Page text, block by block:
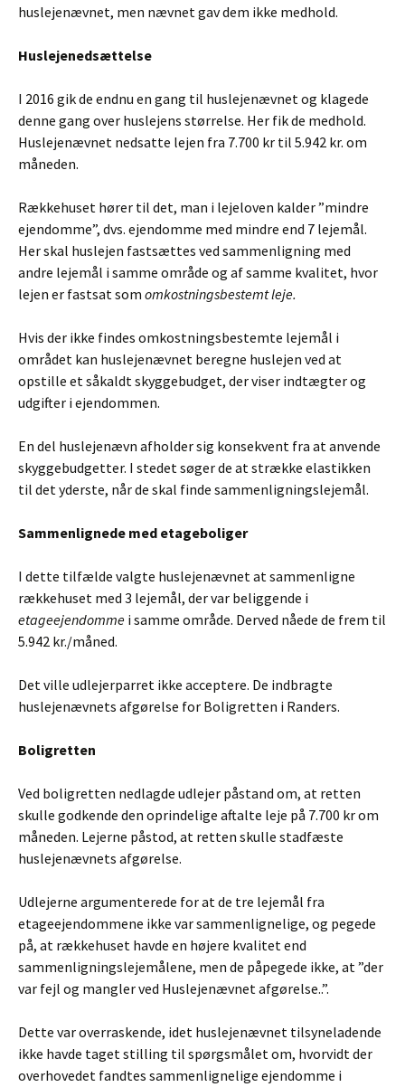
huslejenævnet, men nævnet gav dem ikke medhold.
Huslejenedsættelse
I 2016 gik de endnu en gang til huslejenævnet og klagede
denne gang over huslejens størrelse. Her fik de medhold.
Huslejenævnet nedsatte lejen fra 7.700 kr til 5.942 kr. om
måneden.
Rækkehuset hører til det, man i lejeloven kalder ”mindre
ejendomme”, dvs. ejendomme med mindre end 7 lejemål.
Her skal huslejen fastsættes ved sammenligning med
andre lejemål i samme område og af samme kvalitet, hvor
lejen er fastsat som omkostningsbestemt leje.
Hvis der ikke findes omkostningsbestemte lejemål i
området kan huslejenævnet beregne huslejen ved at
opstille et såkaldt skyggebudget, der viser indtægter og
udgifter i ejendommen.
En del huslejenævn afholder sig konsekvent fra at anvende
skyggebudgetter. I stedet søger de at strække elastikken
til det yderste, når de skal finde sammenligningslejemål.
Sammenlignede med etageboliger
I dette tilfælde valgte huslejenævnet at sammenligne
rækkehuset med 3 lejemål, der var beliggende i
etageejendomme i samme område. Derved nåede de frem til
5.942 kr./måned.
Det ville udlejerparret ikke acceptere. De indbragte
huslejenævnets afgørelse for Boligretten i Randers.
Boligretten
Ved boligretten nedlagde udlejer påstand om, at retten
skulle godkende den oprindelige aftalte leje på 7.700 kr om
måneden. Lejerne påstod, at retten skulle stadfæste
huslejenævnets afgørelse.
Udlejerne argumenterede for at de tre lejemål fra
etageejendommene ikke var sammenlignelige, og pegede
på, at rækkehuset havde en højere kvalitet end
sammenligningslejemålene, men de påpegede ikke, at ”der
var fejl og mangler ved Huslejenævnet afgørelse..”.
Dette var overraskende, idet huslejenævnet tilsyneladende
ikke havde taget stilling til spørgsmålet om, hvorvidt der
overhovedet fandtes sammenlignelige ejendomme i